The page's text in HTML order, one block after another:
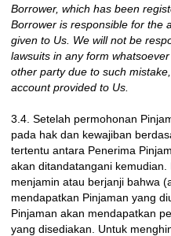
Borrower, which has been
Borrower is responsible for the
given to Us. We will not be
lawsuits in any form
other party due to such
account provided to Us.
3.4. Setelah permohonan
pada hak dan kewajiban
tertentu antara Penerima
akan ditandatangani
menjamin atau berjanji bahwa
mendapatkan Pinjaman yang
Pinjaman akan mendapatkan
yang disediakan. Untuk